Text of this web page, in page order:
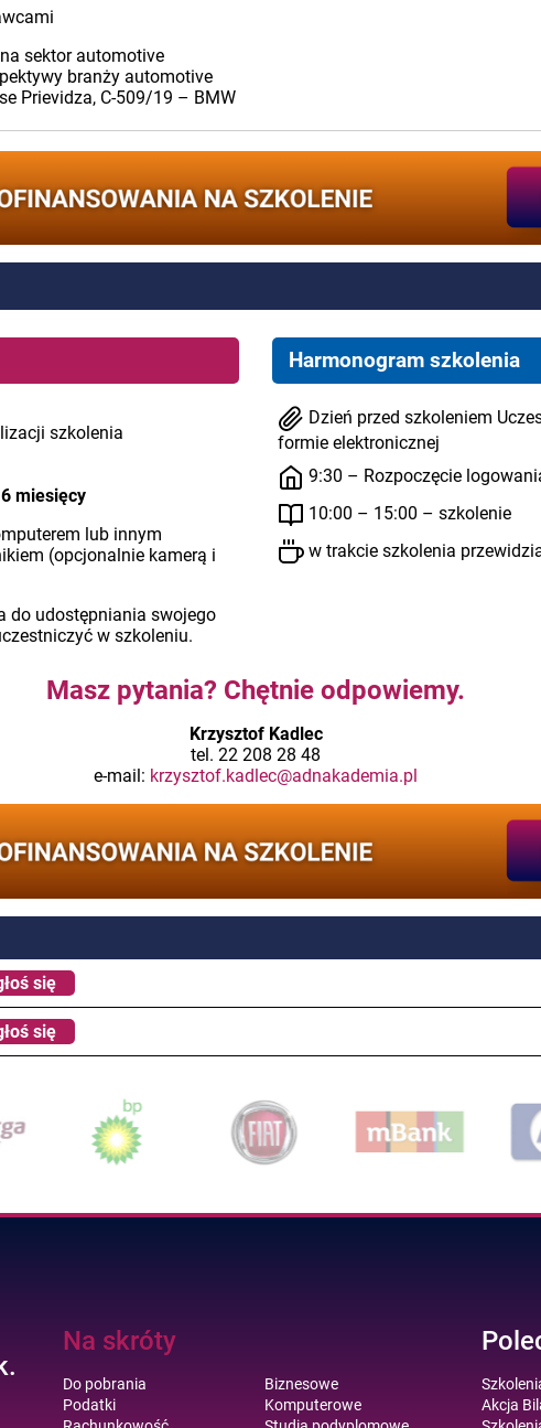
sektor automotive
branży automotive
Prievidza, C-509/19 – BMW
szkolenia
miesięcy
lub innym
(opcjonalnie kamerą i
do udostępniania swojego
w szkoleniu.
Harmonogram szkolenia
Dzień przed szkoleniem
formie elektronicznej
9:30 – Rozpoczęcie
10:00 – 15:00 – szkolenie
w trakcie szkolenia
Masz pytania? Chętnie odpowiemy.
Krzysztof Kadlec
tel. 22 208 28 48
e-mail: krzysztof.kadlec@adnakademia.pl
się
się
Na skróty
Do pobrania
Podatki
Biznesowe
Komputerowe
Akcja